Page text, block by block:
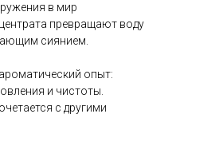
в мир
превращают воду
сиянием.
опыт:
и чистоты.
с другими